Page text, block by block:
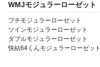
WMJモジュラーローゼット
プチモジュラーローゼット
ツインモジュラーローゼット
ダブルモジュラーローゼット
快結64くんモジュラーローゼット